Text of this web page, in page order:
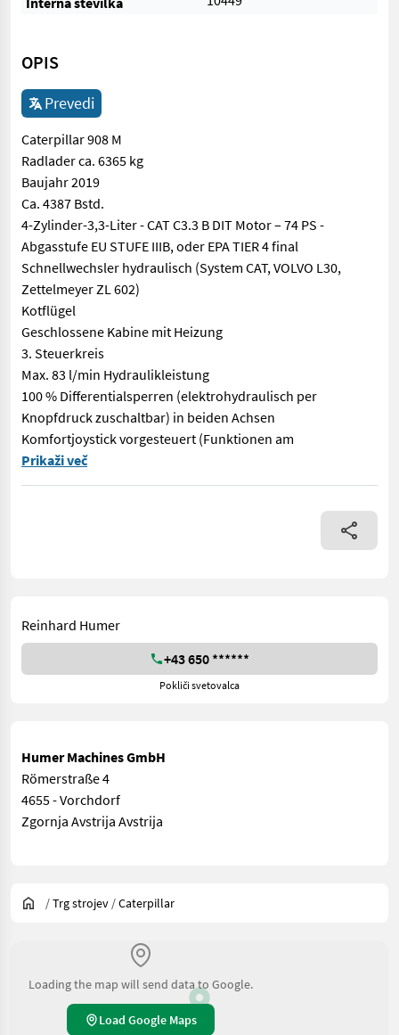
OPIS
Prevedi
Caterpillar 908 M
Radlader ca. 6365 kg
Baujahr 2019
Ca. 4387 Bstd.
4-Zylinder-3,3-Liter - CAT C3.3 B DIT Motor – 74 PS -
Abgasstufe EU STUFE IIIB, oder EPA TIER 4 final
Schnellwechsler hydraulisch (System CAT, VOLVO L30,
Zettelmeyer ZL 602)
Kotflügel
Geschlossene Kabine mit Heizung
3. Steuerkreis
Max. 83 l/min Hydraulikleistung
100 % Differentialsperren (elektrohydraulisch per
Knopfdruck zuschaltbar) in beiden Achsen
Komfortjoystick vorgesteuert (Funktionen am
Caterpillar 908 M Radlader ca. 6365 kg Baujahr 2019 Ca.
Prikaži več
Reinhard Humer
+43 650 ******
Pokliči svetovalca
Humer Machines GmbH
Römerstraße 4
4655 - Vorchdorf
Zgornja Avstrija Avstrija
/Trg strojev /Caterpillar
Loading the map will send data to Google.
Load Google Maps